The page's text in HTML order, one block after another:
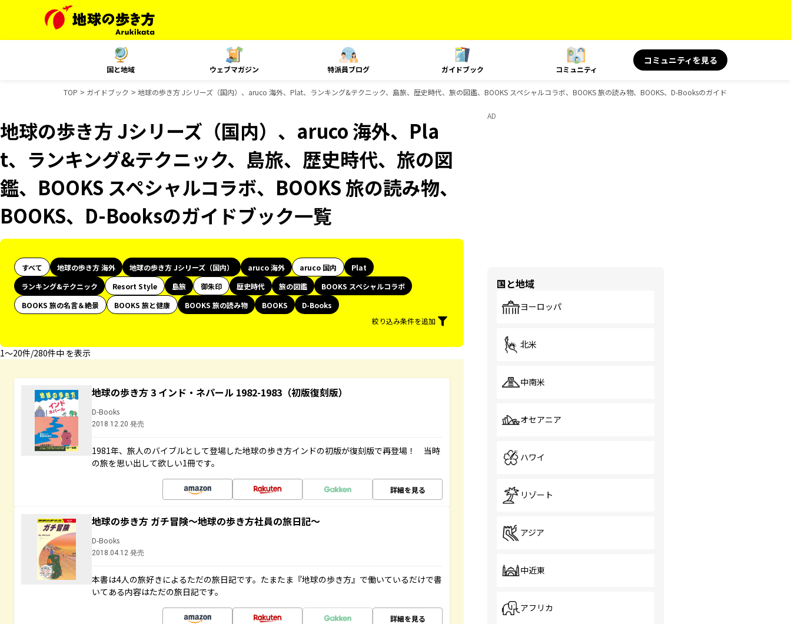
国と地域 ウェブマガジン 特派員ブログ ガイドブック コミュニティ
コミュニティを見る
TOP ガイドブック 地球の歩き方 Jシリーズ（国内）、aruco 海外、Plat、ランキング&テクニック、島旅、歴史時代、旅の図鑑、BOOKS スペシャルコラボ、BOOKS 旅の読み物、BOOKS、D-Booksのガイドブック一覧
地球の歩き方 Jシリーズ（国内）、aruco 海外、Pla
t、ランキング&テクニック、島旅、歴史時代、旅の図
鑑、BOOKS スペシャルコラボ、BOOKS 旅の読み物、
BOOKS、D-Booksのガイドブック一覧
すべて 地球の歩き方 海外 地球の歩き方 Jシリーズ（国内） aruco 海外 aruco 国内
Plat
ランキング&テクニック
Resort Style 島旅 御朱印 歴史時代 旅の図鑑
BOOKS スペシャルコラボ
BOOKS 旅の名言＆絶景
BOOKS 旅と健康 BOOKS 旅の読み物 BOOKS
D-Books
絞り込み条件を追加
1〜20件/280件中 を表示
地球の歩き方 3 インド・ネパール 1982-1983（初版復刻版）
D-Books
2018.12.20 発売
1981年、旅人のバイブルとして登場した地球の歩き方インドの初版が復刻版で再登場！ 当時
の旅を思い出して欲しい1冊です。
詳細を見る
地球の歩き方 ガチ冒険～地球の歩き方社員の旅日記～
D-Books
2018.04.12 発売
本書は4人の旅好きによるただの旅日記です。たまたま『地球の歩き方』で働いているだけで書
いてある内容はただの旅日記です。
詳細を見る
AD
国と地域
ヨーロッパ
北米
中南米
オセアニア
ハワイ
リゾート
アジア
中近東
アフリカ